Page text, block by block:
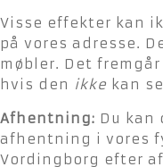
Visse effekter kan
på vores adresse.
møbler. Det
hvis den ikke kan
Afhentning: Du
afhentning i vores
Vordingborg efter